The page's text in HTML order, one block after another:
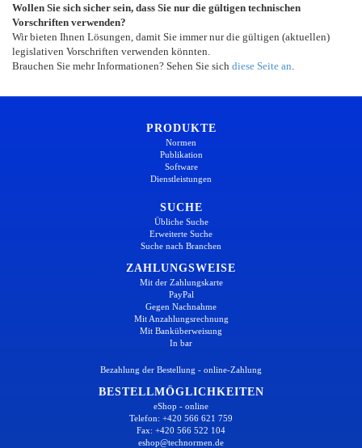
Wollen Sie sich sicher sein, dass Sie nur die gültigen technischen
Vorschriften verwenden?
Wir bieten Ihnen Lösungen, damit Sie immer nur die gültigen (aktuellen)
legislativen Vorschriften verwenden könnten.
Brauchen Sie mehr Informationen? Sehen Sie sich diese Seite an
PRODUKTE
Normen
Publikation
Software
Dienstleistungen
SUCHE
Übliche Suche
Erweiterte Suche
Suche nach Branchen
ZAHLUNGSWEISE
Mit der Zahlungskarte
PayPal
Gegen Nachnahme
Mit Anzahlungsrechnung
Mit Banküberweisung
In bar
Bezahlung der Bestellung - online-Zahlung
BESTELLMÖGLICHKEITEN
eShop - online
Telefon: +420 566 621 759
Fax: +420 566 522 104
eshop@technormen.de